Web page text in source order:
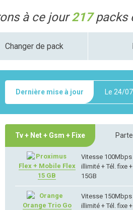
à ce jour217packs
Changer de pack
Dernière mise à jour Le 24/
Tv + Net + Gsm + Fixe
Flex + Mobile Flex
15 GB
Vitesse 100Mbps
illimité + Tél. fixe
15GB
Orange Trio Go
Vitesse 150Mbps
illimité + Tél. fixe